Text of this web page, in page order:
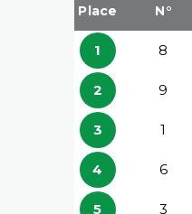
Place N°
1 8
2 9
3 1
4 6
5 3